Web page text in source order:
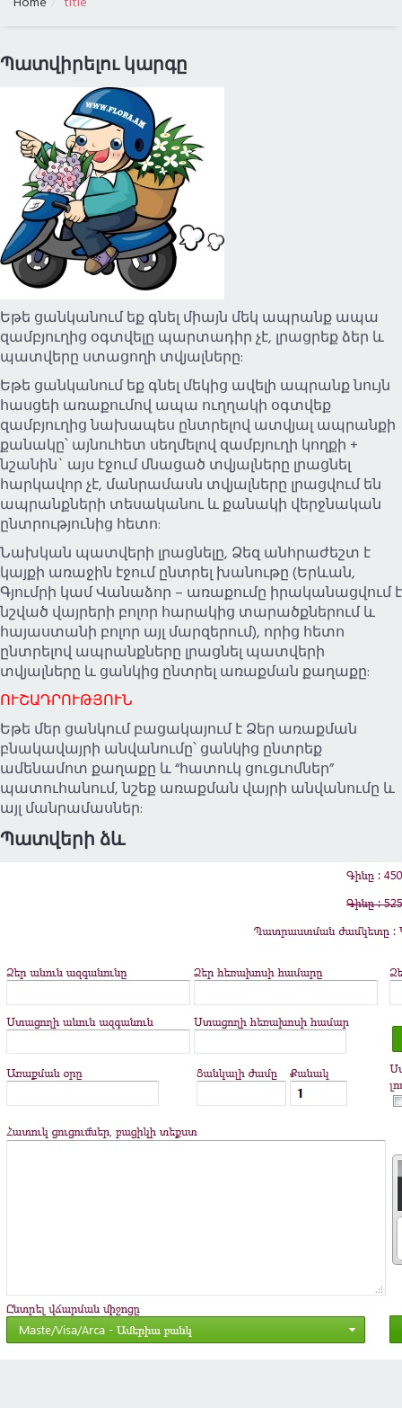
ԲՈԼՈՐ ՔԱՂԱՔՆԵՐԸ
ԱՌԱՔՈՒՄ ԼՈՍ ԱՆՋԵԼԵՍՈՒՄ
Պատվիրելու կարգը
Եթե ցանկանում եք գնել միայն մեկ ապրանք ապա
զամբյուղից օգտվելը պարտադիր չէ, լրացրեք ձեր և
պատվերը ստացողի տվյալները:
Եթե ցանկանում եք գնել մեկից ավելի ապրանք նույն
հասցեի առաքումով ապա ուղղակի օգտվեք
զամբյուղից նախապես ընտրելով ատվյալ ապրանքի
քանակը՝ այնուհետ սեղմելով զամբյուղի կողքի +
նշանին` այս էջում մնացած տվյալները լրացնել
հարկավոր չէ, մանրամասն տվյալները լրացվում են
ապրանքների տեսականու և քանակի վերջնական
ընտրությունից հետո:
Նախկան պատվերի լրացնելը, Ձեզ անհրաժեշտ է
կայքի առաջին էջում ընտրել խանութը (Երևան,
Գյումրի կամ Վանաձոր – առաքումը իրականացվում է
նշված վայրերի բոլոր հարակից տարածքներում և
հայաստանի բոլոր այլ մարզերում), որից հետո
ընտրելով ապրանքները լրացնել պատվերի
տվյալները և ցանկից ընտրել առաքման քաղաքը:
ՈՒՇԱԴՐՈՒԹՅՈՒՆ
Եթե մեր ցանկում բացակայում է Ձեր առաքման
բնակավայրի անվանումը՝ ցանկից ընտրեք
ամենամոտ քաղաքը և “հատուկ ցուցւոմներ”
պատուհանում, նշեք առաքման վայրի անվանումը և
այլ մանրամասներ:
Պատվերի ձև